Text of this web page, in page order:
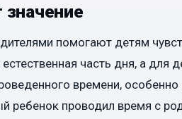
помогают детям
часть дня, а для
времени,
ребенок проводил время с